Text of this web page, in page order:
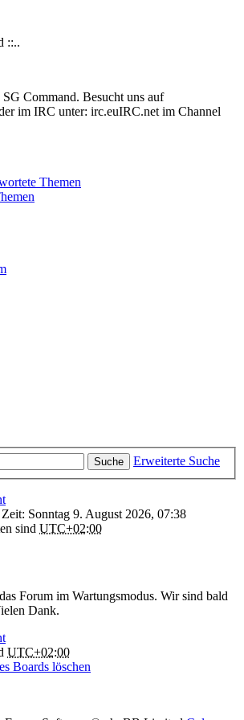
::..
Command. Besucht uns auf
im IRC unter: irc.euIRC.net im Channel
Themen
Suche Erweiterte Suche
Sonntag 9. August 2026, 07:38
sind UTC+02:00
Forum im Wartungsmodus. Wir sind bald
Dank.
UTC+02:00
Boards löschen